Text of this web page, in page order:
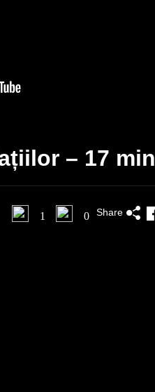
– 17 min
1 0 Share